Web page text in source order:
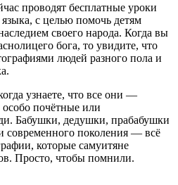
проводят бесплатные уроки
с целью помочь детям
своего народа. Когда вы
бога, то увидите, что
людей разного пола и
узнаете, что все они —
почётные или
Бабушки, дедушки, прабабушки
современного поколения — всё
которые самуитяне
Просто, чтобы помнили.